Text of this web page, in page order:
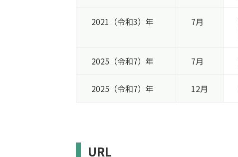
2021（令和3）年 7月
2025（令和7）年 7月
2025（令和7）年 12月
URL